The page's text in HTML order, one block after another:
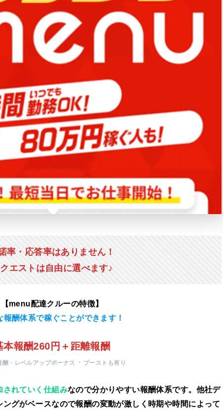
率・応答率はありません！
クエストは自由に選べます♪
【menu配達クルーの特徴】
報酬体系で稼ぐことができます！
本報酬260円＋距離報酬
酬・レベルアップボーナス ・ ブーストも有り
されていく仕組みなので分かりやすい報酬体系です。他社デ
グがベースなので報酬の変動が激しく時期や時間によって